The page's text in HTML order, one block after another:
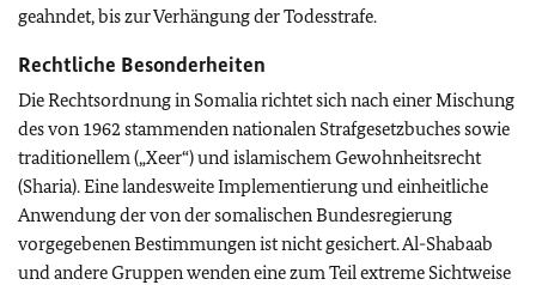
geahndet, bis zur Verhängung der Todesstrafe.
Rechtliche Besonderheiten
Die Rechtsordnung in Somalia richtet sich nach einer Mischung
des von 1962 stammenden nationalen Strafgesetzbuches sowie
traditionellem („Xeer“) und islamischem Gewohnheitsrecht
(Sharia). Eine landesweite Implementierung und einheitliche
Anwendung der von der somalischen Bundesregierung
vorgegebenen Bestimmungen ist nicht gesichert. Al-Shabaab
und andere Gruppen wenden eine zum Teil extreme Sichtweise